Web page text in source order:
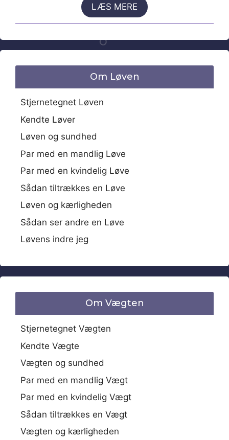
LÆS MERE
Om Løven
Stjernetegnet Løven
Kendte Løver
Løven og sundhed
Par med en mandlig Løve
Par med en kvindelig Løve
Sådan tiltrækkes en Løve
Løven og kærligheden
Sådan ser andre en Løve
Løvens indre jeg
Om Vægten
Stjernetegnet Vægten
Kendte Vægte
Vægten og sundhed
Par med en mandlig Vægt
Par med en kvindelig Vægt
Sådan tiltrækkes en Vægt
Vægten og kærligheden